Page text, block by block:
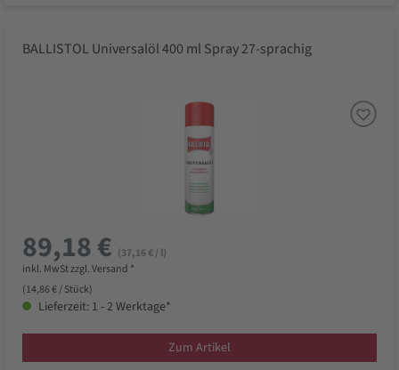
BALLISTOL Universalöl 400 ml Spray 27-sprachig
89,18 € (37,16 € / l)
inkl. MwSt zzgl. Versand *
(14,86 € / Stück)
Lieferzeit: 1 - 2 Werktage*
Zum Artikel